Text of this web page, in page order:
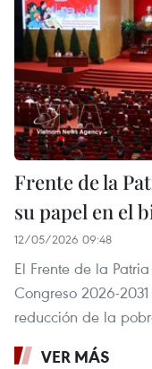
Frente de la
su papel en el
12/05/2026 09:48
El Frente de la
Congreso 2026-
reducción de la
VER MÁS